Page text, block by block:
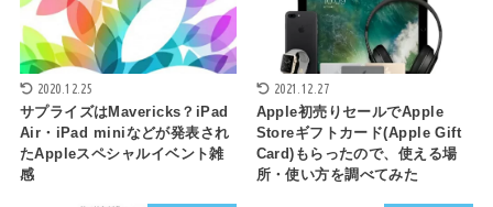
2020.12.25
サプライズはMavericks？iPad
Air・iPad miniなどが発表され
たAppleスペシャルイベント雑
感
2021.12.27
Apple初売りセールでApple
Storeギフトカード(Apple Gift
Card)もらったので、使える場
所・使い方を調べてみた